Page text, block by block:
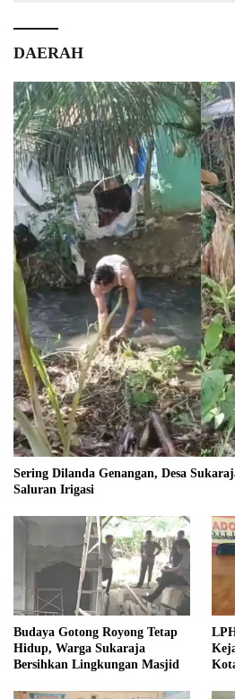
DAERAH
Sering Dilanda Genangan, Desa
Saluran Irigasi
Budaya Gotong Royong Tetap
Hidup, Warga Sukaraja
Bersihkan Lingkungan Masjid